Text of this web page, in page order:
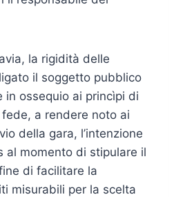
la rigidità delle
il soggetto pubblico
in ossequio ai princìpi di
a rendere noto ai
della gara, l’intenzione
al momento di stipulare il
di facilitare la
misurabili per la scelta